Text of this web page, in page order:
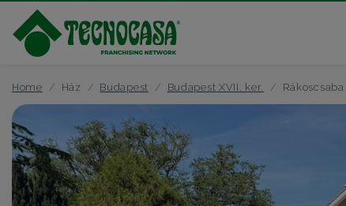
Home Ház Budapest Budapest XVII. ker. Rákoscsaba